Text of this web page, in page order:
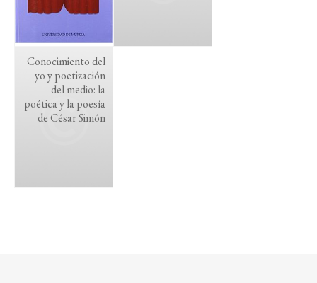
Conocimiento del
yo y poetización
del medio: la
poética y la poesía
de César Simón